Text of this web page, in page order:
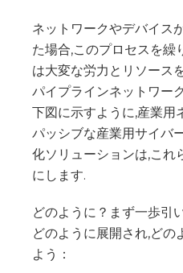
ネットワークやデバイス
た場合,このプロセスを繰
は大変な労力とリソース
パイプラインネットワー
下図に示すように,産業用
パッシブな産業用サイバ
化ソリューションは,これ
にします.
どのように？まず一歩引
どのように展開され,どの
よう：